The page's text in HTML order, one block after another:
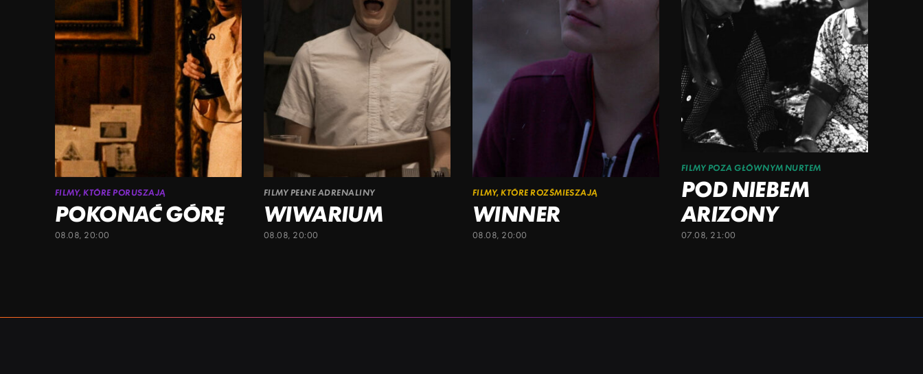
FILMY, KTÓRE PORUSZAJĄ
POKONAĆ GÓRĘ
08.08, 20:00
FILMY PEŁNE ADRENALINY
WIWARIUM
08.08, 20:00
FILMY, KTÓRE ROZŚMIESZAJĄ
WINNER
08.08, 20:00
FILMY POZA GŁÓWNYM NURTEM
POD NIEBEM
ARIZONY
07.08, 21:00